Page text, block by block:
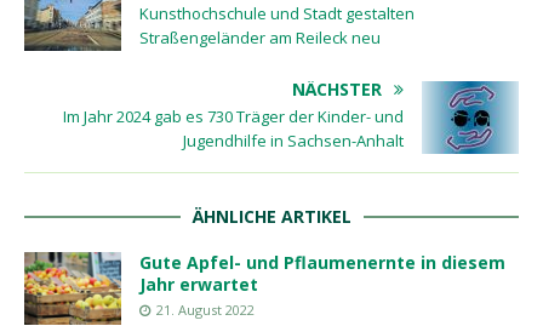
Kunsthochschule und Stadt gestalten
Straßengeländer am Reileck neu
NÄCHSTER
Im Jahr 2024 gab es 730 Träger der Kinder- und
Jugendhilfe in Sachsen-Anhalt
ÄHNLICHE ARTIKEL
Gute Apfel- und Pflaumenernte in diesem
Jahr erwartet
21. August 2022